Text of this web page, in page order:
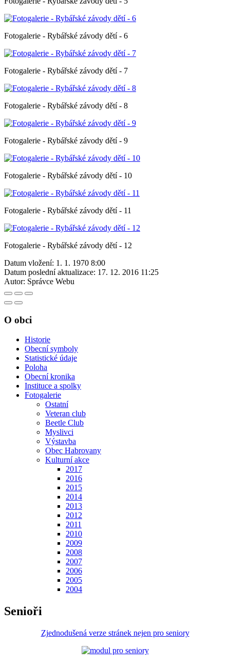
Fotogalerie - Rybářské závody dětí - 6
Fotogalerie - Rybářské závody dětí - 7
Fotogalerie - Rybářské závody dětí - 8
Fotogalerie - Rybářské závody dětí - 9
Fotogalerie - Rybářské závody dětí - 10
Fotogalerie - Rybářské závody dětí - 11
Fotogalerie - Rybářské závody dětí - 12
Datum vložení: 1. 1. 1970 8:00
Datum poslední aktualizace: 17. 12. 2016 11:25
Autor: Správce Webu
O obci
Historie
Obecní symboly
Statistické údaje
Poloha
Obecní kronika
Instituce a spolky
Fotogalerie
Ostatní
Veteran club
Beetle Club
Myslivci
Výstavba
Obec Habrovany
Kulturní akce
2017
2016
2015
2014
2013
2012
2011
2010
2009
2008
2007
2006
2005
2004
Senioři
Zjednodušená verze stránek nejen pro seniory